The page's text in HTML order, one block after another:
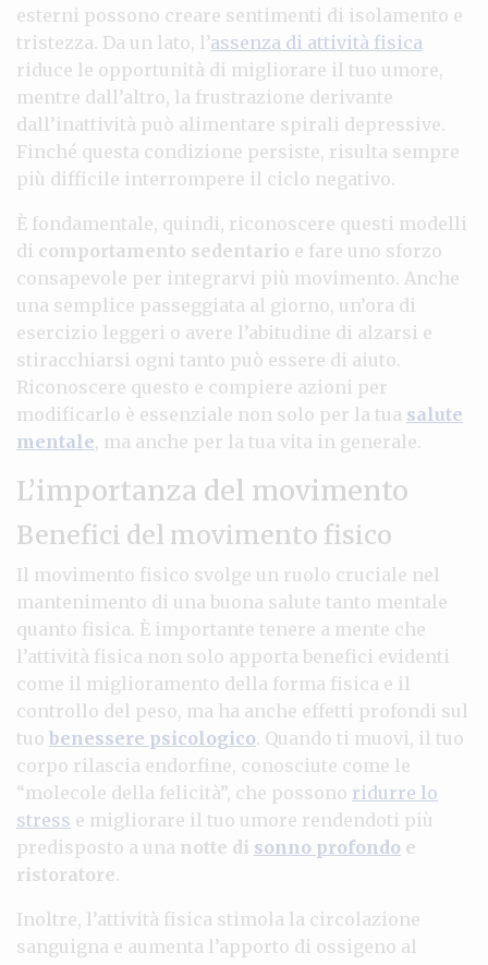
esterni possono creare sentimenti di isolamento e
tristezza. Da un lato, l’assenza di attività fisica
riduce le opportunità di migliorare il tuo umore,
mentre dall’altro, la frustrazione derivante
dall’inattività può alimentare spirali depressive.
Finché questa condizione persiste, risulta sempre
più difficile interrompere il ciclo negativo.
È fondamentale, quindi, riconoscere questi modelli
di comportamento sedentario e fare uno sforzo
consapevole per integrarvi più movimento. Anche
una semplice passeggiata al giorno, un’ora di
esercizio leggeri o avere l’abitudine di alzarsi e
stiracchiarsi ogni tanto può essere di aiuto.
Riconoscere questo e compiere azioni per
modificarlo è essenziale non solo per la tua salute
mentale, ma anche per la tua vita in generale.
L’importanza del movimento
Benefici del movimento fisico
Il movimento fisico svolge un ruolo cruciale nel
mantenimento di una buona salute tanto mentale
quanto fisica. È importante tenere a mente che
l’attività fisica non solo apporta benefici evidenti
come il miglioramento della forma fisica e il
controllo del peso, ma ha anche effetti profondi sul
tuo benessere psicologico. Quando ti muovi, il tuo
corpo rilascia endorfine, conosciute come le
“molecole della felicità”, che possono ridurre lo
stress e migliorare il tuo umore rendendoti più
predisposto a una notte di sonno profondo e
ristoratore.
Inoltre, l’attività fisica stimola la circolazione
sanguigna e aumenta l’apporto di ossigeno al